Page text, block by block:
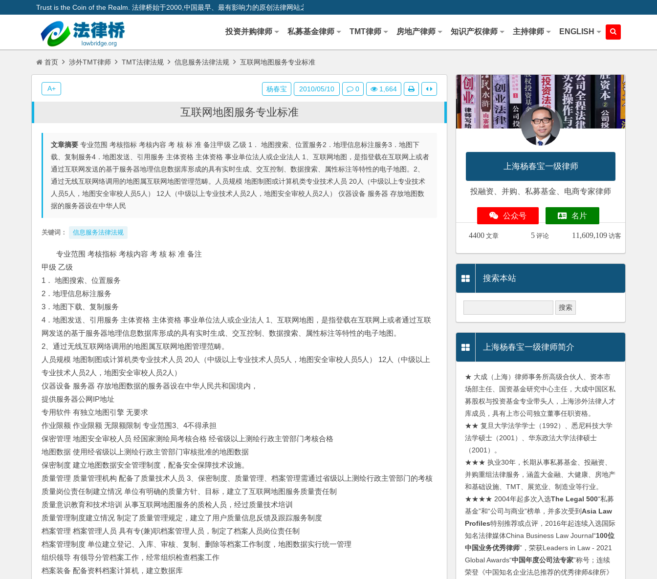
Trust is the Coin of the Realm. 法律桥始于2000,中国最早、最有影响力的原创法律网站之一
投资并购律师 私募基金律师 TMT律师 房地产律师 知识产权律师 主持律师 ENGLISH
首页 涉外TMT律师 TMT法律法规 信息服务法律法规 互联网地图服务专业标准
互联网地图服务专业标准
文章摘要 专业范围 考核指标 考核内容 考 核 标 准 备注甲级 乙级 1． 地图搜索、位置服务2．地理信息标注服务3．地图下
载、复制服务4．地图发送、引用服务 主体资格 主体资格 事业单位法人或企业法人 1、互联网地图，是指登载在互联网上或者
通过互联网发送的基于服务器地理信息数据库形成的具有实时生成、交互控制、数据搜索、属性标注等特性的电子地图。2、
通过无线互联网络调用的地图属互联网地图管理范畴。人员规模 地图制图或计算机类专业技术人员 20人（中级以上专业技术
人员5人，地图安全审校人员5人） 12人（中级以上专业技术人员2人，地图安全审校人员2人） 仪器设备 服务器 存放地图数
据的服务器设在中华人民
关键词： 信息服务法律法规
专业范围 考核指标 考核内容 考 核 标 准 备注
甲级 乙级
1． 地图搜索、位置服务
2．地理信息标注服务
3．地图下载、复制服务
4．地图发送、引用服务 主体资格 主体资格 事业单位法人或企业法人 1、互联网地图，是指登载在互联网上或者通过互联
网发送的基于服务器地理信息数据库形成的具有实时生成、交互控制、数据搜索、属性标注等特性的电子地图。
2、通过无线互联网络调用的地图属互联网地图管理范畴。
人员规模 地图制图或计算机类专业技术人员 20人（中级以上专业技术人员5人，地图安全审校人员5人） 12人（中级以上
专业技术人员2人，地图安全审校人员2人）
仪器设备 服务器 存放地图数据的服务器设在中华人民共和国境内，
提供服务器公网IP地址
专用软件 有独立地图引擎 无要求
作业限额 作业限额 无限额限制 专业范围3、4不得承担
保密管理 地图安全审校人员 经国家测绘局考核合格 经省级以上测绘行政主管部门考核合格
地图数据 使用经省级以上测绘行政主管部门审核批准的地图数据
保密制度 建立地图数据安全管理制度，配备安全保障技术设施。
质量管理 质量管理机构 配备了质量技术人员 3、保密制度、质量管理、档案管理需通过省级以上测绘行政主管部门的考核
质量岗位责任制建立情况 单位有明确的质量方针、目标，建立了互联网地图服务质量责任制
质量意识教育和技术培训 从事互联网地图服务的质检人员，经过质量技术培训
质量管理制度建立情况 制定了质量管理规定，建立了用户质量信息反馈及跟踪服务制度
档案管理 档案管理人员 具有专(兼)职档案管理人员，制定了档案人员岗位责任制
档案管理制度 单位建立登记、入库、审核、复制、删除等档案工作制度，地图数据实行统一管理
组织领导 有领导分管档案工作，经常组织检查档案工作
档案装备 配备资料档案计算机，建立数据库
杨春宝 2010/05/10 0 1,664
A+
上海杨春宝一级律师
投融资、并购、私募基金、电商专家律师
公众号 名片
4400 文章 5 评论 11,609,109 访客
搜索本站
上海杨春宝一级律师简介
★ 大成（上海）律师事务所高级合伙人、资本市
场部主任、国资基金研究中心主任，大成中国区私
募股权与投资基金专业带头人，上海涉外法律人才
库成员，具有上市公司独立董事任职资格。
★★ 复旦大学法学学士（1992）、悉尼科技大学
法学硕士（2001）、华东政法大学法律硕士
（2001）。
★★★ 执业30年，长期从事私募基金、投融资、
并购重组法律服务，涵盖大金融、大健康、房地产
和基础设施、TMT、展览业、制造业等行业。
★★★★ 2004年起多次入选The Legal 500“私募
基金”和“公司与商业”榜单，并多次受到Asia Law
Profiles特别推荐或点评，2016年起连续入选国际
知名法律媒体China Business Law Journal“100位
中国业务优秀律师”，荣获Leaders in Law - 2021
Global Awards“中国年度公司法专家”称号；连续
荣登《中国知名企业法总推荐的优秀律师&律所》